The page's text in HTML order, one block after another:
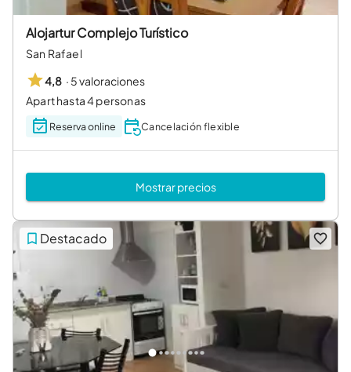
Alojartur Complejo Turístico
San Rafael
4,8 · 5 valoraciones
Apart hasta 4 personas
Reserva online Cancelación flexible
Mostrar precios
Destacado